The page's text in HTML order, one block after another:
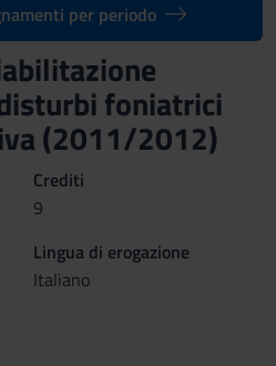
per periodo
foniatrici
(2011/2012)
Crediti
9
Lingua di erogazione
Italiano